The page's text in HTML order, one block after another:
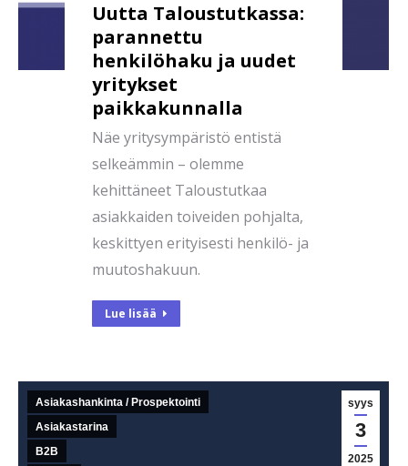
Uutta Taloustutkassa:
parannettu
henkilöhaku ja uudet
yritykset
paikkakunnalla
Näe yritysympäristö entistä
selkeämmin – olemme
kehittäneet Taloustutkaa
asiakkaiden toiveiden pohjalta,
keskittyen erityisesti henkilö- ja
muutoshakuun.
Lue lisää
syys
3
2025
Asiakashankinta / Prospektointi
Asiakastarina
B2B